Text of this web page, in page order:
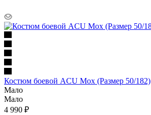
Костюм боевой ACU Мох (Размер 50/182)
Мало
Мало
4 990 ₽